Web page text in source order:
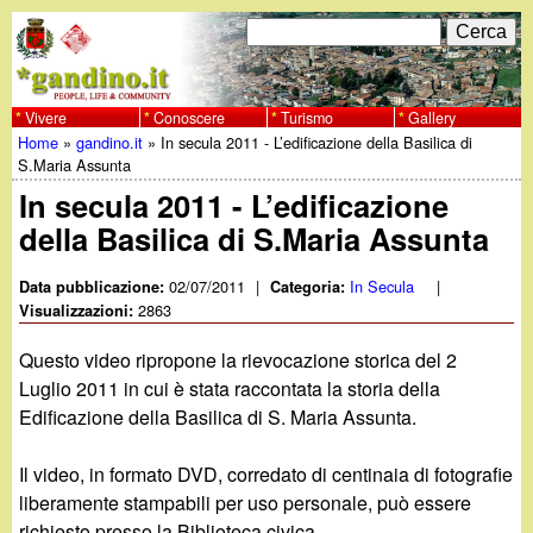
al
contenuto
principale
w
w
w
.
g
a
n
F
o
r
m
d
r
i
c
e
r
C
e
r
c
a
Vivere Conoscere Turismo Gallery
Tu
sei
qui
Home »gandino.it » In secula 2011 - L’edificazione della Basilica di
S.Maria Assunta
In secula 2011 - L’edificazione
della Basilica di S.Maria Assunta
Data pubblicazione:02/07/2011 | Categoria: In Secula |
Visualizzazioni:2863
Questo video ripropone la rievocazione storica del 2
Luglio 2011 in cui è stata raccontata la storia della
Edificazione della Basilica di S. Maria Assunta.
Il video, in formato DVD, corredato di centinaia di fotografie
liberamente stampabili per uso personale, può essere